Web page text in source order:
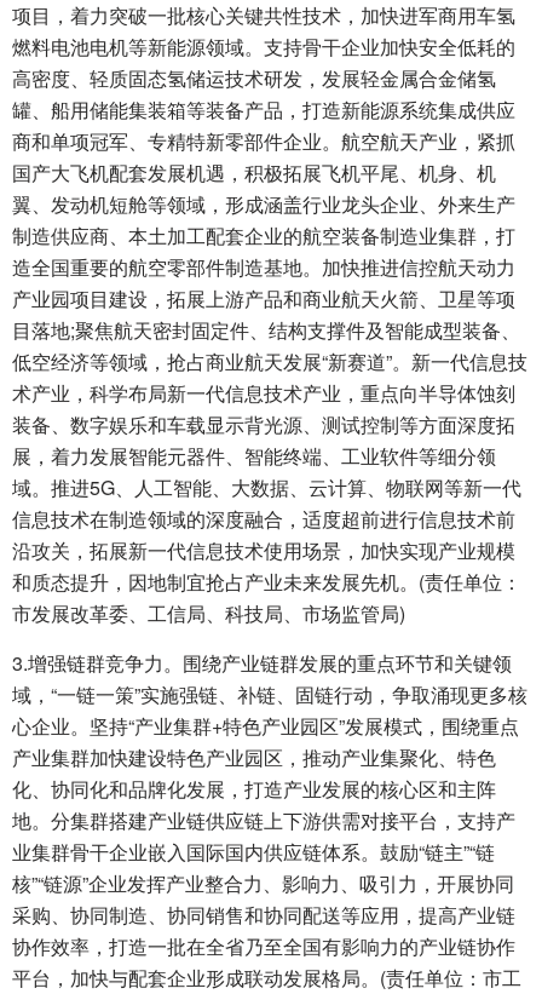
项目，着力突破一批核心关键共性技术，加快进军商用车氢
燃料电池电机等新能源领域。支持骨干企业加快安全低耗的
高密度、轻质固态氢储运技术研发，发展轻金属合金储氢
罐、船用储能集装箱等装备产品，打造新能源系统集成供应
商和单项冠军、专精特新零部件企业。航空航天产业，紧抓
国产大飞机配套发展机遇，积极拓展飞机平尾、机身、机
翼、发动机短舱等领域，形成涵盖行业龙头企业、外来生产
制造供应商、本土加工配套企业的航空装备制造业集群，打
造全国重要的航空零部件制造基地。加快推进信控航天动力
产业园项目建设，拓展上游产品和商业航天火箭、卫星等项
目落地;聚焦航天密封固定件、结构支撑件及智能成型装备、
低空经济等领域，抢占商业航天发展“新赛道”。新一代信息技
术产业，科学布局新一代信息技术产业，重点向半导体蚀刻
装备、数字娱乐和车载显示背光源、测试控制等方面深度拓
展，着力发展智能元器件、智能终端、工业软件等细分领
域。推进5G、人工智能、大数据、云计算、物联网等新一代
信息技术在制造领域的深度融合，适度超前进行信息技术前
沿攻关，拓展新一代信息技术使用场景，加快实现产业规模
和质态提升，因地制宜抢占产业未来发展先机。(责任单位：
市发展改革委、工信局、科技局、市场监管局)
3.增强链群竞争力。围绕产业链群发展的重点环节和关键领
域，“一链一策”实施强链、补链、固链行动，争取涌现更多核
心企业。坚持“产业集群+特色产业园区”发展模式，围绕重点
产业集群加快建设特色产业园区，推动产业集聚化、特色
化、协同化和品牌化发展，打造产业发展的核心区和主阵
地。分集群搭建产业链供应链上下游供需对接平台，支持产
业集群骨干企业嵌入国际国内供应链体系。鼓励“链主”“链
核”“链源”企业发挥产业整合力、影响力、吸引力，开展协同
采购、协同制造、协同销售和协同配送等应用，提高产业链
协作效率，打造一批在全省乃至全国有影响力的产业链协作
平台，加快与配套企业形成联动发展格局。(责任单位：市工